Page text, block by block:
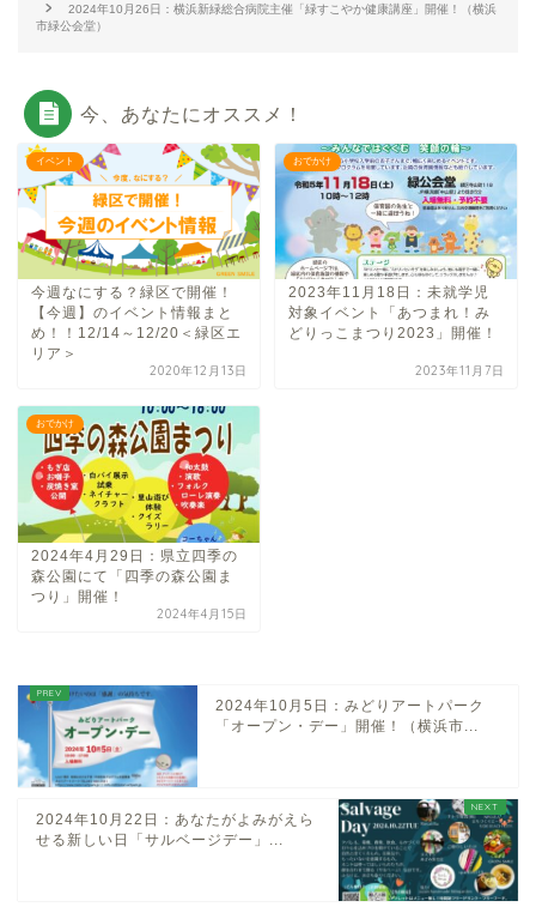
2024年10月26日：横浜新緑総合病院主催「緑すこやか健康講座」開催！（横浜
市緑公会堂）
今、あなたにオススメ！
イベント
今週なにする？緑区で開催！
【今週】のイベント情報まと
め！！12/14～12/20＜緑区エ
リア＞
2020年12月13日
おでかけ
2023年11月18日：未就学児
対象イベント「あつまれ！み
どりっこまつり2023」開催！
2023年11月7日
おでかけ
2024年4月29日：県立四季の
森公園にて「四季の森公園ま
つり」開催！
2024年4月15日
2024年10月5日：みどりアートパーク
「オープン・デー」開催！（横浜市...
2024年10月22日：あなたがよみがえら
せる新しい日「サルベージデー」...